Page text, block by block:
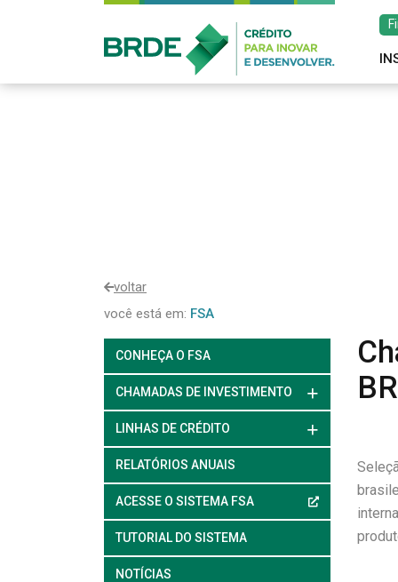
você está em: FSA
voltar
CONHEÇA O FSA
CHAMADAS DE INVESTIMENTO
LINHAS DE CRÉDITO
RELATÓRIOS ANUAIS
ACESSE O SISTEMA FSA
TUTORIAL DO SISTEMA
NOTÍCIAS